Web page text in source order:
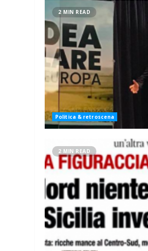
2 MIN READ
Politica & retroscena
2 MIN READ